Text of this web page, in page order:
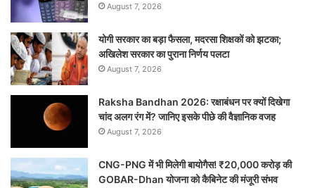
August 7, 2026
योगी सरकार का बड़ा फैसला, मदरसा शिक्षकों को झटका;
अखिलेश सरकार का पुराना निर्णय पलटा
August 7, 2026
Raksha Bandhan 2026: रक्षाबंधन पर क्यों दिखेगा
चांद अलग रंग में? जानिए इसके पीछे की वैज्ञानिक वजह
August 7, 2026
CNG-PNG में भी मिलेगी बायोगैस! ₹20,000 करोड़ की
GOBAR-Dhan योजना को कैबिनेट की मंजूरी संभव